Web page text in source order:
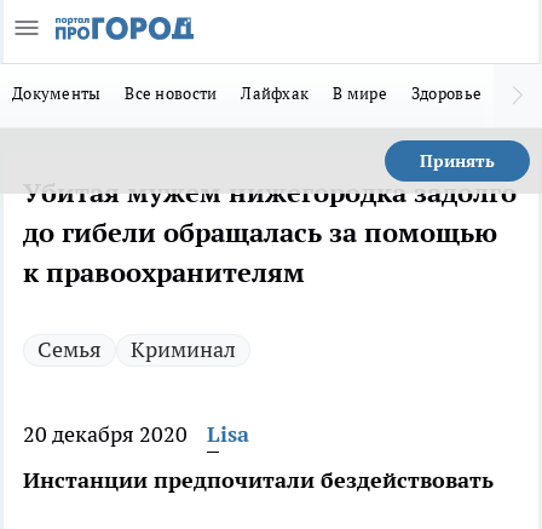
Документы Все новости Лайфхак В мире Здоровье
Принять
Убитая мужем нижегородка задолго
до гибели обращалась за помощью
к правоохранителям
Семья Криминал
20 декабря 2020
Lisa
Инстанции предпочитали бездействовать